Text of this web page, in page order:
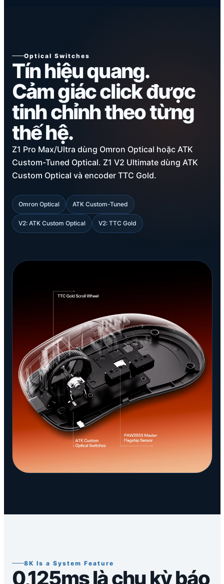
Optical Switches
Tín hiệu quang.
Cảm giác click được
tinh chỉnh theo từng
thế hệ.
Z1 Pro Max/Ultra dùng Omron Optical hoặc ATK
Custom-Tuned Optical. Z1 V2 Ultimate dùng ATK
Custom Optical và encoder TTC Gold.
Omron Optical ATK Custom-Tuned
V2: ATK Custom Optical V2: TTC Gold
8K Is a System Feature
0,125ms là chu kỳ báo